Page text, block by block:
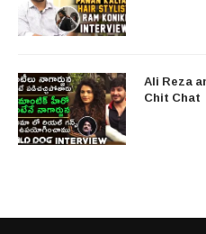
Ali Reza
Chit Chat